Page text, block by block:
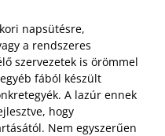
napsütésre,
a rendszeres
szervezetek is örömmel
fából készült
A lazúr ennek
hogy
Nem egyszerűen